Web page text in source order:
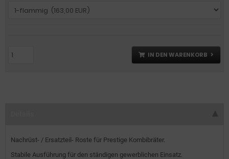
IN DEN WARENKORB
Nachrüst- / Ersatzteil- Roste für Prestige Kombibräter.
Stabile Ausführung für den ständigen gewerblichen Einsatz.